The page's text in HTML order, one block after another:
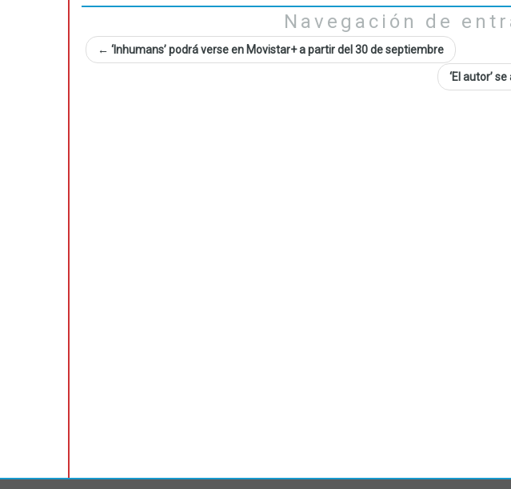
Navegación de
← ‘Inhumans’ podrá verse en Movistar+ a partir del 30 de septiembre
‘El autor’